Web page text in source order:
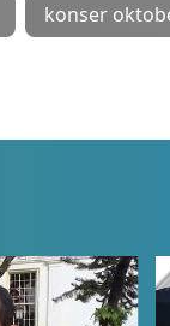
konser